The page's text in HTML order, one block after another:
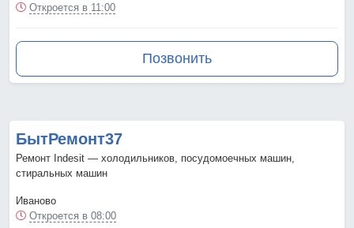
Откроется в 11:00
Позвонить
БытРемонт37
Ремонт Indesit — холодильников, посудомоечных машин,
стиральных машин
Иваново
Откроется в 08:00